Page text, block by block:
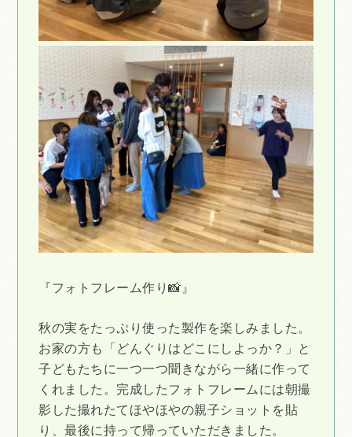
『フォトフレーム作り📸』
秋の実をたっぷり使った製作を楽しみました。
お家の方も「どんぐりはどこにしよっか？」と
子どもたちに一つ一つ聞きながら一緒に作って
くれました。完成したフォトフレームには朝撮
影した撮れたてほやほやの親子ショットを貼
り、最後に持って帰っていただきました。